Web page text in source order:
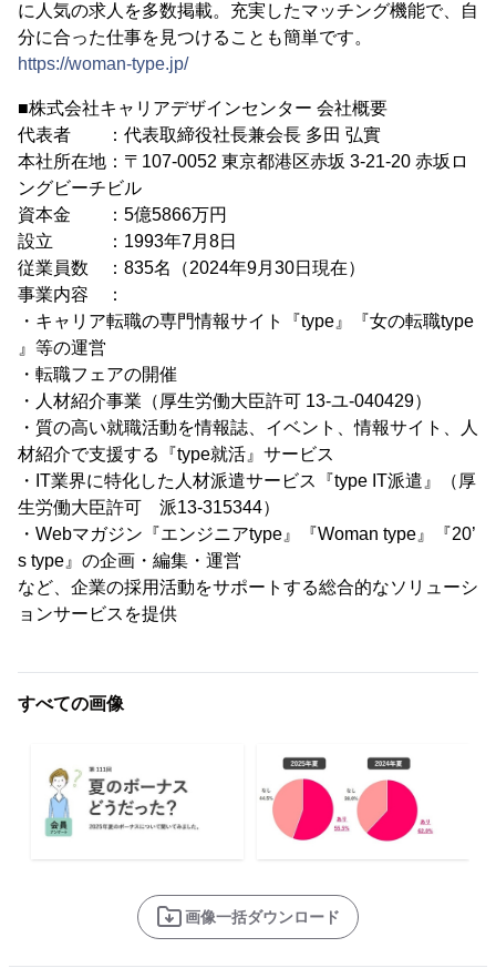
に人気の求人を多数掲載。充実したマッチング機能で、自
分に合った仕事を見つけることも簡単です。
https://woman-type.jp/
■株式会社キャリアデザインセンター 会社概要
代表者 ：代表取締役社長兼会長 多田 弘實
本社所在地：〒107-0052 東京都港区赤坂 3-21-20 赤坂ロ
ングビーチビル
資本金 ：5億5866万円
設立 ：1993年7月8日
従業員数 ：835名（2024年9月30日現在）
事業内容 ：
・キャリア転職の専門情報サイト『type』『女の転職type
』等の運営
・転職フェアの開催
・人材紹介事業（厚生労働大臣許可 13-ユ-040429）
・質の高い就職活動を情報誌、イベント、情報サイト、人
材紹介で支援する『type就活』サービス
・IT業界に特化した人材派遣サービス『type IT派遣』（厚
生労働大臣許可 派13-315344）
・Webマガジン『エンジニアtype』『Woman type』『20’
s type』の企画・編集・運営
など、企業の採用活動をサポートする総合的なソリューシ
ョンサービスを提供
すべての画像
画像一括ダウンロード